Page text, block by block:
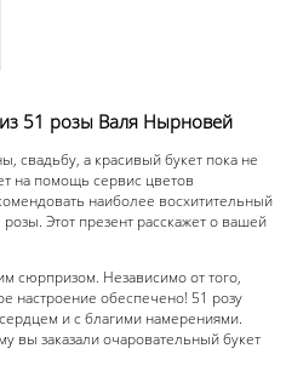
из 51 розы Валя Нырновей
свадьбу, а красивый букет пока не
на помощь сервис цветов
наиболее восхитительный
розы. Этот презент расскажет о вашей
сюрпризом. Независимо от того,
настроение обеспечено! 51 розу
и с благими намерениями.
вы заказали очаровательный букет